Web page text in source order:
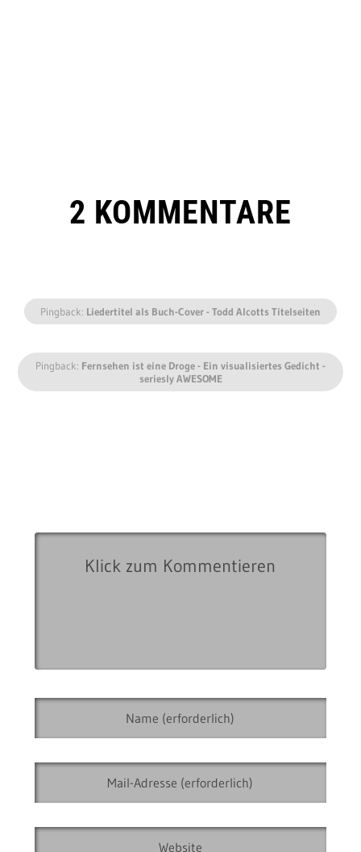
2 KOMMENTARE
Pingback: Liedertitel als Buch-Cover - Todd Alcotts Titelseiten
Pingback: Fernsehen ist eine Droge - Ein visualisiertes Gedicht -
seriesly AWESOME